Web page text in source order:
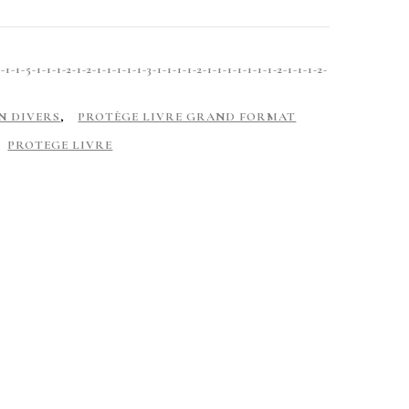
1-5-1-1-1-2-1-2-1-1-1-1-1-3-1-1-1-1-2-1-1-1-1-1-1-1-2-1-1-1-2-
DIVERS,
PROTÈGE LIVRE GRAND FORMAT
PROTEGE LIVRE